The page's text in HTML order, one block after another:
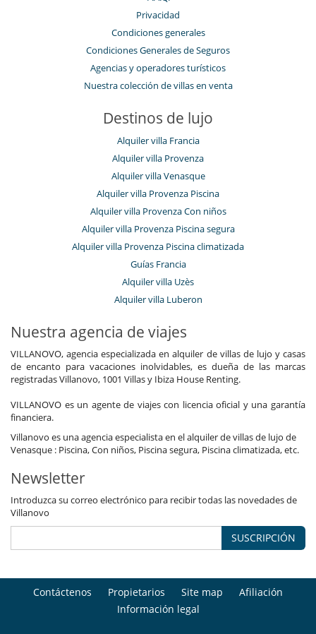
Privacidad
Condiciones generales
Condiciones Generales de Seguros
Agencias y operadores turísticos
Nuestra colección de villas en venta
Destinos de lujo
Alquiler villa Francia
Alquiler villa Provenza
Alquiler villa Venasque
Alquiler villa Provenza Piscina
Alquiler villa Provenza Con niños
Alquiler villa Provenza Piscina segura
Alquiler villa Provenza Piscina climatizada
Guías Francia
Alquiler villa Uzès
Alquiler villa Luberon
Nuestra agencia de viajes
VILLANOVO, agencia especializada en alquiler de villas de lujo y casas
de encanto para vacaciones inolvidables, es dueña de las marcas
registradas Villanovo, 1001 Villas y Ibiza House Renting.
VILLANOVO es un agente de viajes con licencia oficial y una garantía
financiera.
Villanovo es una agencia especialista en el alquiler de villas de lujo de
Venasque : Piscina, Con niños, Piscina segura, Piscina climatizada, etc.
Newsletter
Introduzca su correo electrónico para recibir todas las novedades de
Villanovo
SUSCRIPCIÓN
Contáctenos Propietarios Site map
Afiliación
Información legal